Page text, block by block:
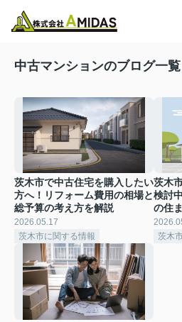
中古マンションのブログ一覧
茨木市で中古住宅を購入したい
方へ！リフォーム費用の相場と
総予算の考え方を解説
2026.05.17
茨木市に関する情報
茨木
検討
の住
茨木